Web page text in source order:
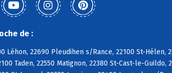
de :
Léhon, 22690 Pleudihen s/Rance, 22100 St-Hélen,
Taden, 22550 Matignon, 22380 St-Cast-le-Guildo,